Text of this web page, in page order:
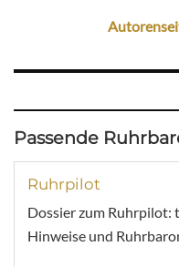
Passende
Ruhrpilot
Dossier zum Ruhrpilot:
Hinweise und